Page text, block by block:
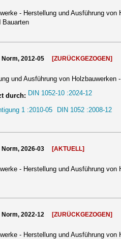
- Herstellung und Ausführung
Bauarten
Norm, 2012-05 [ZURÜCKGEZOGEN]
und Ausführung von
durch: DIN 1052-10 :2024-12
1 :2010-05 DIN 1052 :2008-12
Norm, 2026-03 [AKTUELL]
- Herstellung und Ausführung
Norm, 2022-12 [ZURÜCKGEZOGEN]
- Herstellung und Ausführung